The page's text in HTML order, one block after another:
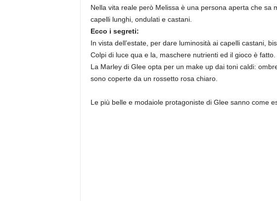
Nella vita reale però Melissa è una persona aperta che sa
capelli lunghi, ondulati e castani.
Ecco i segreti:
In vista dell’estate, per dare luminosità ai capelli castani,
Colpi di luce qua e la, maschere nutrienti ed il gioco è fatto.
La Marley di Glee opta per un make up dai toni caldi:
sono coperte da un rossetto rosa chiaro.
Le più belle e modaiole protagoniste di Glee sanno come